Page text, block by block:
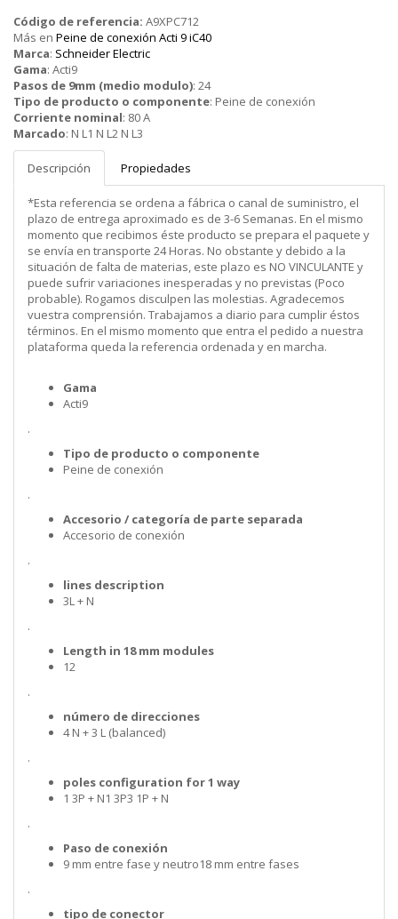
Código de referencia: A9XPC712
Más en Peine de conexión Acti 9 iC40
Marca: Schneider Electric
Gama: Acti9
Pasos de 9mm (medio modulo): 24
Tipo de producto o componente: Peine de conexión
Corriente nominal: 80 A
Marcado: N L1 N L2 N L3
Descripción Propiedades
*Esta referencia se ordena a fábrica o canal de suministro, el
plazo de entrega aproximado es de 3-6 Semanas. En el mismo
momento que recibimos éste producto se prepara el paquete y
se envía en transporte 24 Horas. No obstante y debido a la
situación de falta de materias, este plazo es NO VINCULANTE y
puede sufrir variaciones inesperadas y no previstas (Poco
probable). Rogamos disculpen las molestias. Agradecemos
vuestra comprensión. Trabajamos a diario para cumplir éstos
términos. En el mismo momento que entra el pedido a nuestra
plataforma queda la referencia ordenada y en marcha.
Gama
Acti9
.
Tipo de producto o componente
Peine de conexión
.
Accesorio / categoría de parte separada
Accesorio de conexión
.
lines description
3L + N
.
Length in 18 mm modules
12
.
número de direcciones
4 N + 3 L (balanced)
.
poles configuration for 1 way
1 3P + N1 3P3 1P + N
.
Paso de conexión
9 mm entre fase y neutro18 mm entre fases
.
tipo de conector